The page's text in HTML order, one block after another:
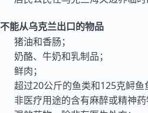
不能从乌克兰出口的物品
猪油和香肠；
奶酪、牛奶和乳制品；
鲜肉；
超过20公斤的鱼类和125克鲟鱼
非医疗用途的含有麻醉或精神药